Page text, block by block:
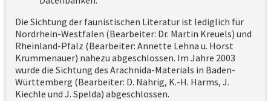
Die Sichtung der faunistischen Literatur ist lediglich für
Nordrhein-Westfalen (Bearbeiter: Dr. Martin Kreuels) und
Rheinland-Pfalz (Bearbeiter: Annette Lehna u. Horst
Krummenauer) nahezu abgeschlossen. Im Jahre 2003
wurde die Sichtung des Arachnida-Materials in Baden-
Württemberg (Bearbeiter: D. Nährig, K.-H. Harms, J.
Kiechle und J. Spelda) abgeschlossen.